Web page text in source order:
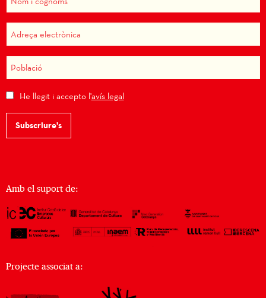
He llegit i accepto l'avís legal
Subscriure's
Amb el suport de:
Projecte associat a: